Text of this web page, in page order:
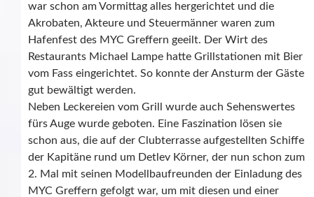
war schon am Vormittag alles hergerichtet und die
Akrobaten, Akteure und Steuermänner waren zum
Hafenfest des MYC Greffern geeilt. Der Wirt des
Restaurants Michael Lampe hatte Grillstationen mit Bier
vom Fass eingerichtet. So konnte der Ansturm der Gäste
gut bewältigt werden.
Neben Leckereien vom Grill wurde auch Sehenswertes
fürs Auge wurde geboten. Eine Faszination lösen sie
schon aus, die auf der Clubterrasse aufgestellten Schiffe
der Kapitäne rund um Detlev Körner, der nun schon zum
2. Mal mit seinen Modellbaufreunden der Einladung des
MYC Greffern gefolgt war, um mit diesen und einer